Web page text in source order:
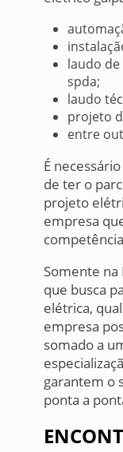
laudo
spda;
laudo
projeto
entre
É
de ter o
projeto
empresa
Somente na
que busca
elétrica,
empresa
somado a
garantem o
ponta a